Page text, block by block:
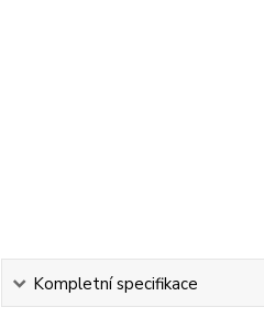
Kompletní specifikace